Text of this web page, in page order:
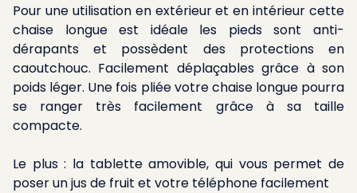
Pour une utilisation en extérieur et en intérieur cette
chaise longue est idéale les pieds sont anti-
dérapants et possèdent des protections en
caoutchouc. Facilement déplaçables grâce à son
poids léger. Une fois pliée votre chaise longue pourra
se ranger très facilement grâce à sa taille
compacte.
Le plus : la tablette amovible, qui vous permet de
poser un jus de fruit et votre téléphone facilement